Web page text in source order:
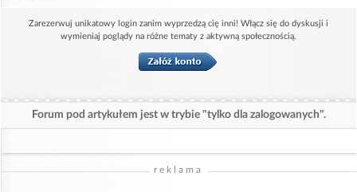
Zarezerwuj unikatowy login zanim wyprzedzą cię inni! Włącz się do dyskusji i
wymieniaj poglądy na różne tematy z aktywną społecznością.
Forum pod artykułem jest w trybie "tylko dla zalogowanych".
reklama